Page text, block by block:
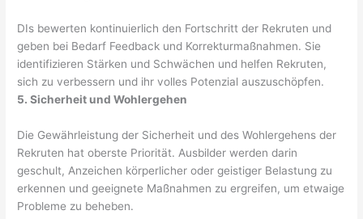
DIs bewerten kontinuierlich den Fortschritt der Rekruten und
geben bei Bedarf Feedback und Korrekturmaßnahmen. Sie
identifizieren Stärken und Schwächen und helfen Rekruten,
sich zu verbessern und ihr volles Potenzial auszuschöpfen.
5. Sicherheit und Wohlergehen
Die Gewährleistung der Sicherheit und des Wohlergehens der
Rekruten hat oberste Priorität. Ausbilder werden darin
geschult, Anzeichen körperlicher oder geistiger Belastung zu
erkennen und geeignete Maßnahmen zu ergreifen, um etwaige
Probleme zu beheben.